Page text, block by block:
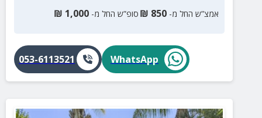
אמצ”ש החל מ- 850
₪ סופ”ש החל מ- 1,000
₪
WhatsApp
053-6113521